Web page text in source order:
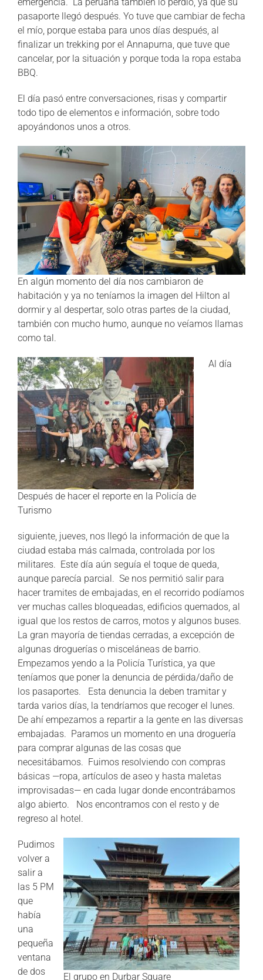
emergencia. La peruana también lo perdió, ya que su
pasaporte llegó después. Yo tuve que cambiar de fecha
el mío, porque estaba para unos días después, al
finalizar un trekking por el Annapurna, que tuve que
cancelar, por la situación y porque toda la ropa estaba
BBQ.
El día pasó entre conversaciones, risas y compartir
todo tipo de elementos e información, sobre todo
apoyándonos unos a otros.
En algún momento del día nos cambiaron de
habitación y ya no teníamos la imagen del Hilton al
dormir y al despertar, solo otras partes de la ciudad,
también con mucho humo, aunque no veíamos llamas
como tal.
Después de hacer el reporte en la Policía de
Turismo
Al día
siguiente, jueves, nos llegó la información de que la
ciudad estaba más calmada, controlada por los
militares. Este día aún seguía el toque de queda,
aunque parecía parcial. Se nos permitió salir para
hacer tramites de embajadas, en el recorrido podíamos
ver muchas calles bloqueadas, edificios quemados, al
igual que los restos de carros, motos y algunos buses.
La gran mayoría de tiendas cerradas, a excepción de
algunas droguerías o misceláneas de barrio.
Empezamos yendo a la Policía Turística, ya que
teníamos que poner la denuncia de pérdida/daño de
los pasaportes. Esta denuncia la deben tramitar y
tarda varios días, la tendríamos que recoger el lunes.
De ahí empezamos a repartir a la gente en las diversas
embajadas. Paramos un momento en una droguería
para comprar algunas de las cosas que
necesitábamos. Fuimos resolviendo con compras
básicas —ropa, artículos de aseo y hasta maletas
improvisadas— en cada lugar donde encontrábamos
algo abierto. Nos encontramos con el resto y de
regreso al hotel.
El grupo en Durbar Square
Pudimos
volver a
salir a
las 5 PM
que
había
una
pequeña
ventana
de dos